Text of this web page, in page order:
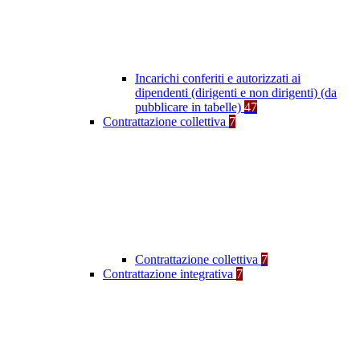
Incarichi conferiti e autorizzati ai
dipendenti (dirigenti e non dirigenti) (da
pubblicare in tabelle) 47
Contrattazione collettiva 7
Contrattazione collettiva 7
Contrattazione integrativa 7